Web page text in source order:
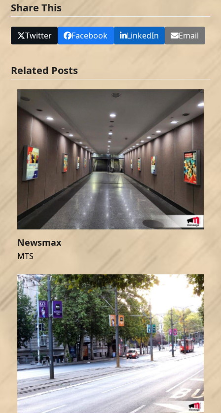
Share This
Twitter Facebook LinkedIn Email
Related Posts
Newsmax
MTS